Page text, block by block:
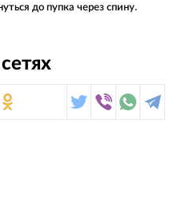
до пупка через спину.